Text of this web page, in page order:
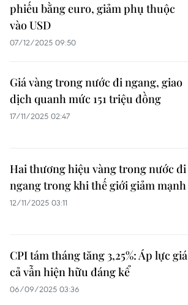
phiếu bằng euro, giảm phụ thuộc
vào USD
07/12/2025 09:50
Giá vàng trong nước đi ngang, giao
dịch quanh mức 151 triệu đồng
17/11/2025 02:47
Hai thương hiệu vàng trong nước đi
ngang trong khi thế giới giảm mạnh
12/11/2025 03:11
CPI tám tháng tăng 3,25%: Áp lực giá
cả vẫn hiện hữu đáng kể
06/09/2025 03:36